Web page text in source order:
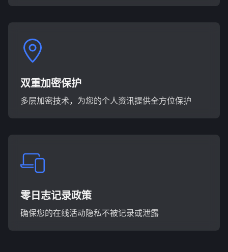
双重加密保护
多层加密技术，为您的个人资讯提供全方位保护
零日志记录政策
确保您的在线活动隐私不被记录或泄露